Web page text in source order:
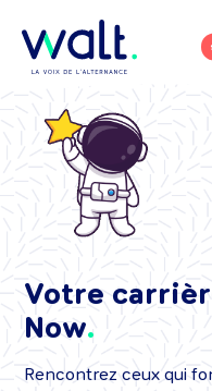
Votre
Now
Rencontrez ceux qui